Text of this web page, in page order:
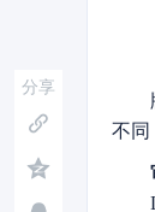
不同
分享